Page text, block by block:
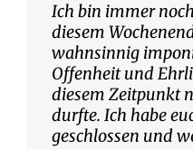
Ich bin immer
diesem
wahnsinnig
Offenheit und
diesem Zeitpunkt
durfte. Ich habe
geschlossen und